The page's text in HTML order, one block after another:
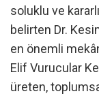
soluklu ve
belirten Dr.
en önemli
Elif Vurucular
üreten,